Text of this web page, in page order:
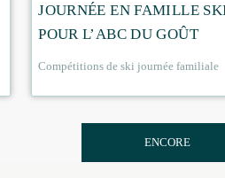
JOURNÉE EN FAMILLE
POUR L’ABC DU GOÛT
Compétitions de ski journée familiale
ENCORE